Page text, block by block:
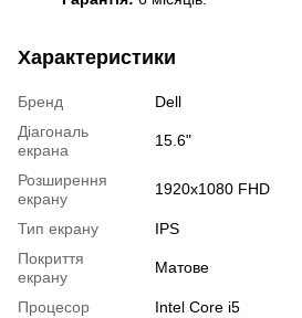
Характеристики
Бренд
Dell
Діагональ
екрана
15.6"
Розширення
екрану
1920x1080 FHD
Тип екрану
IPS
Покриття
екрану
Матове
Процесор
Intel Core i5